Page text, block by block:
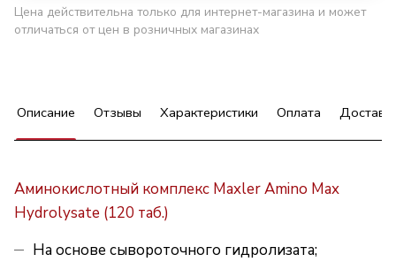
Цена действительна только для интернет-магазина и может
отличаться от цен в розничных магазинах
Описание Отзывы Характеристики Оплата
Аминокислотный комплекс Maxler Amino Max
Hydrolysate (120 таб.)
На основе сывороточного гидролизата;